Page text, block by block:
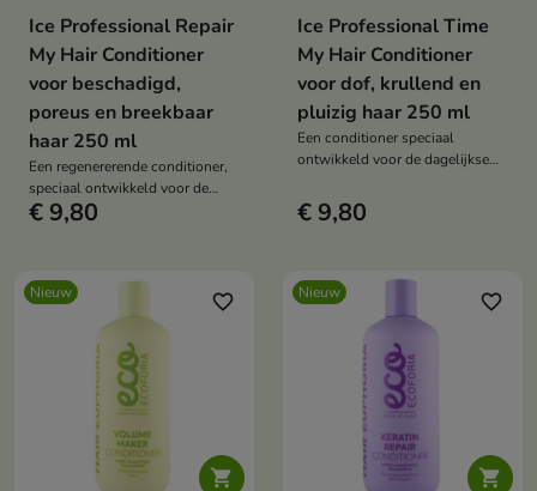
Ice Professional Repair
My Hair Conditioner
voor beschadigd,
poreus en breekbaar
haar 250 ml
Een regenererende conditioner,
speciaal ontwikkeld voor de
verzorging van verzwakt, droog
€ 9,80
Ice Professional Time
My Hair Conditioner
voor dof, krullend en
pluizig haar 250 ml
Een conditioner speciaal
ontwikkeld voor de dagelijkse
gladmakend en intensief
gehydrateerd moet worden.
€ 9,80
Nieuw

favorite_border Nieuw

favorite_border